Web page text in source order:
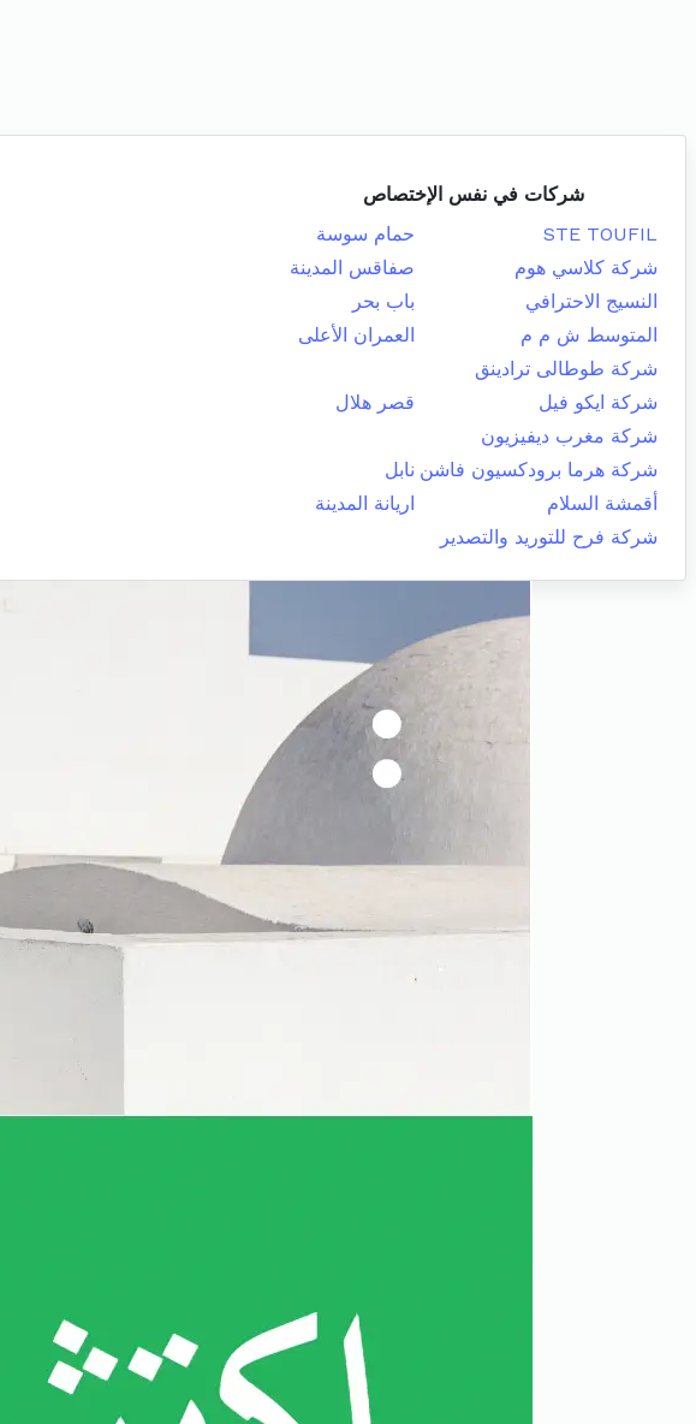
شركات في نفس الإختصاص
STE TOUFIL
حمام سوسة
شركة كلاسي هوم
صفاقس المدينة
النسيج الاحترافي
باب بحر
المتوسط ش م م
العمران الأعلى
شركة طوطالى ترادينق
شركة ايكو فيل
قصر هلال
شركة مغرب ديفيزيون
شركة هرما برودكسيون فاشن نابل
أقمشة السلام
اريانة المدينة
شركة فرح للتوريد والتصدير